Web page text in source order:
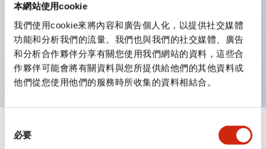
本網站使用cookie
我們使用cookie來將內容和廣告個人化，以提供社交媒體
功能和分析我們的流量。我們也與我們的社交媒體、廣告
和分析合作夥伴分享有關您使用我們網站的資料，這些合
作夥伴可能會將有關資料與您所提供給他們的其他資料或
他們從您使用他們的服務時所收集的資料相結合。
必要
優秀的防水性能。保護結構IP65
按鈕開關、選擇開關、帶鎖選擇開關最多3c接點。
邊框顏色有黑色與金屬色兩種。
LED照明帶來明亮且清晰的照明面
規格 顯示全部 +